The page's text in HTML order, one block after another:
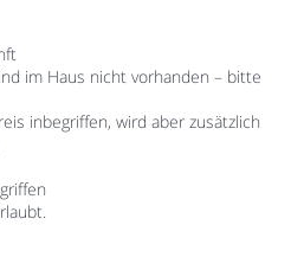
im Haus nicht vorhanden – bitte
inbegriffen, wird aber zusätzlich